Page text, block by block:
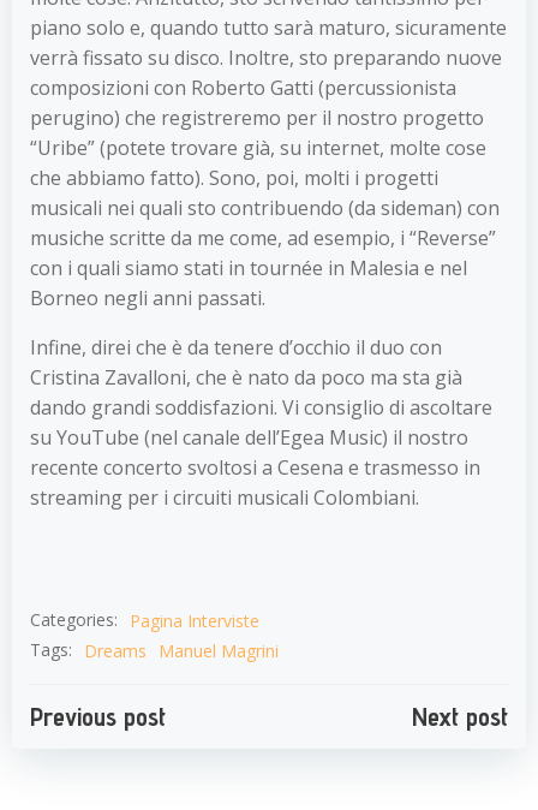
piano solo e, quando tutto sarà maturo, sicuramente
verrà fissato su disco. Inoltre, sto preparando nuove
composizioni con Roberto Gatti (percussionista
perugino) che registreremo per il nostro progetto
“Uribe” (potete trovare già, su internet, molte cose
che abbiamo fatto). Sono, poi, molti i progetti
musicali nei quali sto contribuendo (da sideman) con
musiche scritte da me come, ad esempio, i “Reverse”
con i quali siamo stati in tournée in Malesia e nel
Borneo negli anni passati.
Infine, direi che è da tenere d’occhio il duo con
Cristina Zavalloni, che è nato da poco ma sta già
dando grandi soddisfazioni. Vi consiglio di ascoltare
su YouTube (nel canale dell’Egea Music) il nostro
recente concerto svoltosi a Cesena e trasmesso in
streaming per i circuiti musicali Colombiani.
Categories:
Pagina Interviste
Tags:
Dreams Manuel Magrini
Navigazione
Previous post
Navigazione
Next post